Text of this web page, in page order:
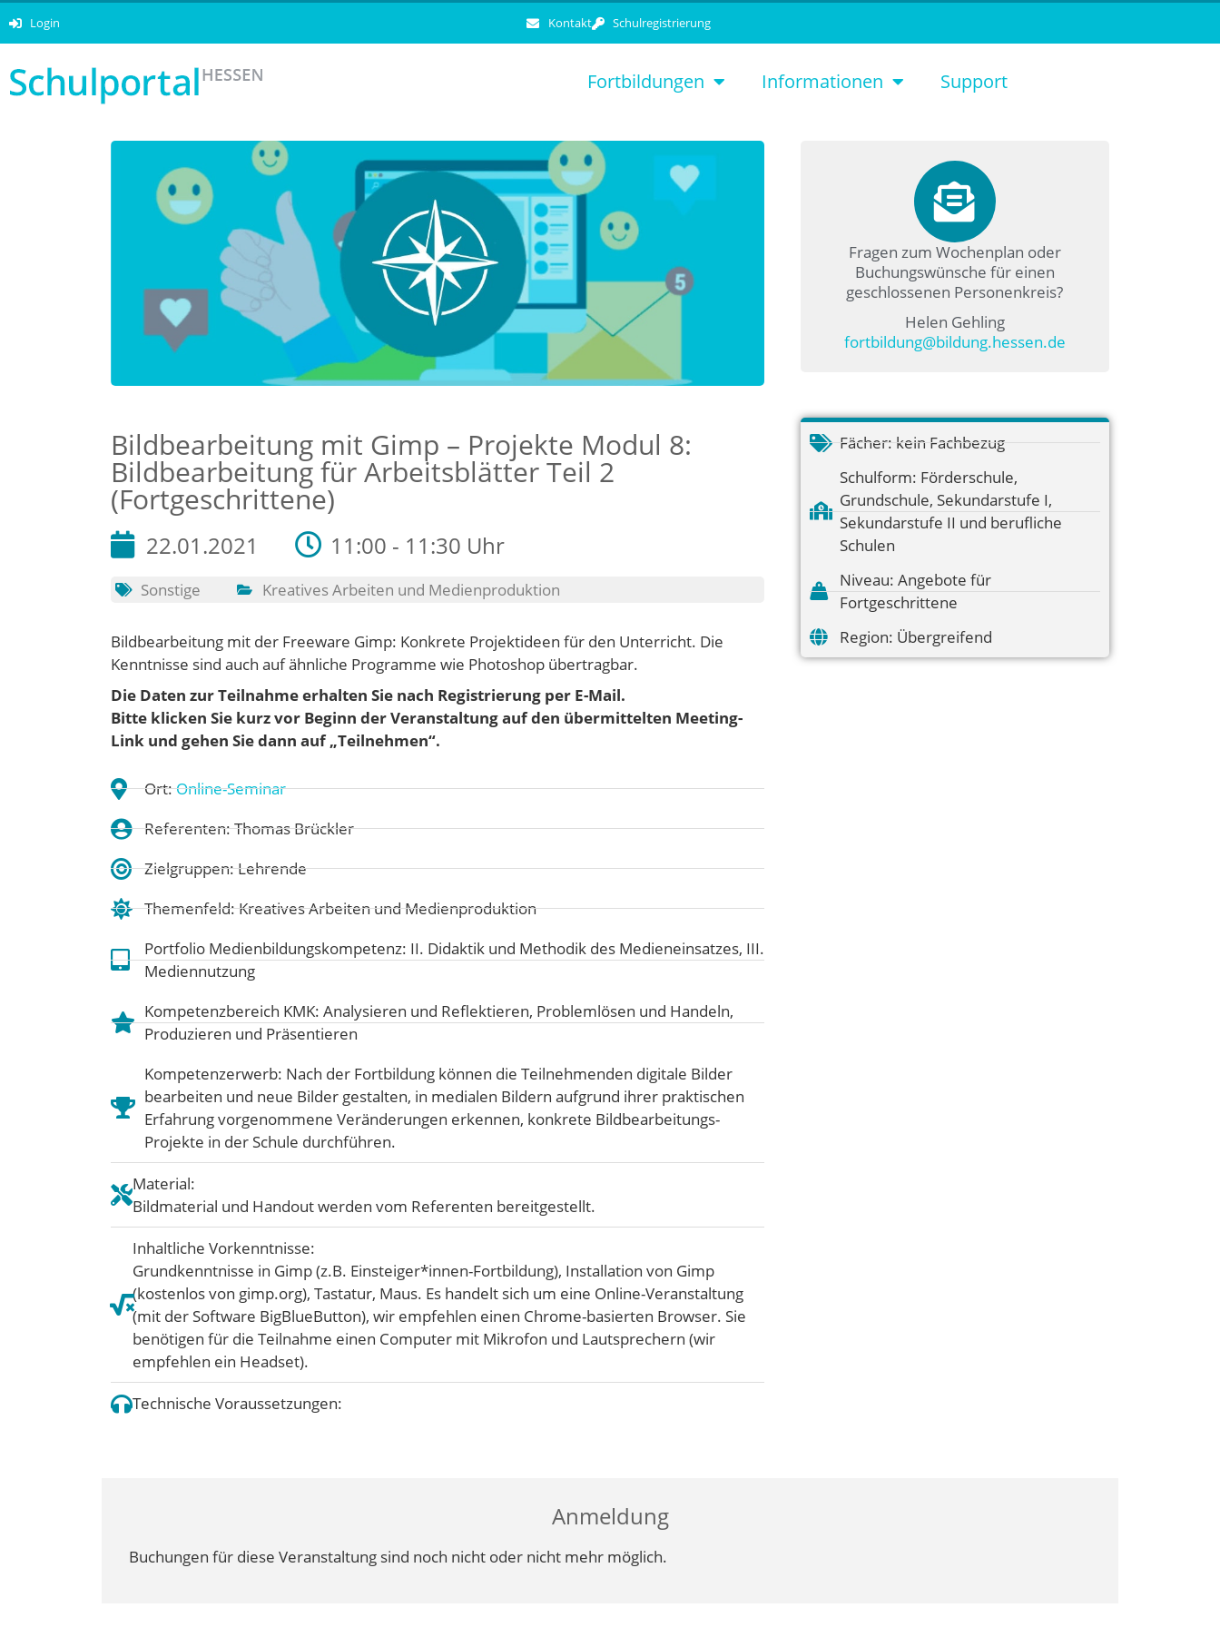
Login Kontakt Schulregistrierung
Fortbildungen Informationen Support
Bildbearbeitung mit Gimp – Projekte Modul 8:
Bildbearbeitung für Arbeitsblätter Teil 2
(Fortgeschrittene)
22.01.2021 11:00 - 11:30 Uhr
Sonstige Kreatives Arbeiten und Medienproduktion
Bildbearbeitung mit der Freeware Gimp: Konkrete Projektideen für den Unterricht. Die
Kenntnisse sind auch auf ähnliche Programme wie Photoshop übertragbar.
Die Daten zur Teilnahme erhalten Sie nach Registrierung per E-Mail.
Bitte klicken Sie kurz vor Beginn der Veranstaltung auf den übermittelten Meeting-
Link und gehen Sie dann auf „Teilnehmen“.
Ort:Online-Seminar
Referenten: Thomas Brückler
Zielgruppen: Lehrende
Themenfeld:Kreatives Arbeiten und Medienproduktion
Portfolio Medienbildungskompetenz: II. Didaktik und Methodik des Medieneinsatzes, III.
Mediennutzung
Kompetenzbereich KMK: Analysieren und Reflektieren, Problemlösen und Handeln,
Produzieren und Präsentieren
Kompetenzerwerb: Nach der Fortbildung können die Teilnehmenden digitale Bilder
bearbeiten und neue Bilder gestalten, in medialen Bildern aufgrund ihrer praktischen
Erfahrung vorgenommene Veränderungen erkennen, konkrete Bildbearbeitungs-
Projekte in der Schule durchführen.
Material:
Bildmaterial und Handout werden vom Referenten bereitgestellt.
Inhaltliche Vorkenntnisse:
Grundkenntnisse in Gimp (z.B. Einsteiger*innen-Fortbildung), Installation von Gimp
(kostenlos von gimp.org), Tastatur, Maus. Es handelt sich um eine Online-Veranstaltung
(mit der Software BigBlueButton), wir empfehlen einen Chrome-basierten Browser. Sie
benötigen für die Teilnahme einen Computer mit Mikrofon und Lautsprechern (wir
empfehlen ein Headset).
Technische Voraussetzungen:
Fragen zum Wochenplan oder
Buchungswünsche für einen
geschlossenen Personenkreis?
Helen Gehling
fortbildung@bildung.hessen.de
Fächer: kein Fachbezug
Schulform: Förderschule,
Grundschule, Sekundarstufe I,
Sekundarstufe II und berufliche
Schulen
Niveau: Angebote für
Fortgeschrittene
Region: Übergreifend
Anmeldung
Buchungen für diese Veranstaltung sind noch nicht oder nicht mehr möglich.